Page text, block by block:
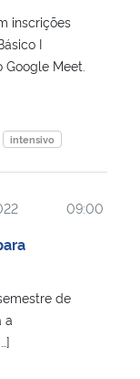
inscrições
I
Meet.
intensivo
09:00
de
a